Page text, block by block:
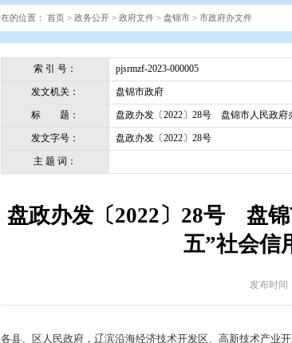
首页 盘锦简介
您现在所在的位置： 首页>政务公开
索 引 号： pjsrmzf-2023-000005
发文机关： 盘锦市政府
标 题： 盘政办发〔2022〕
盘政办发〔2022〕28